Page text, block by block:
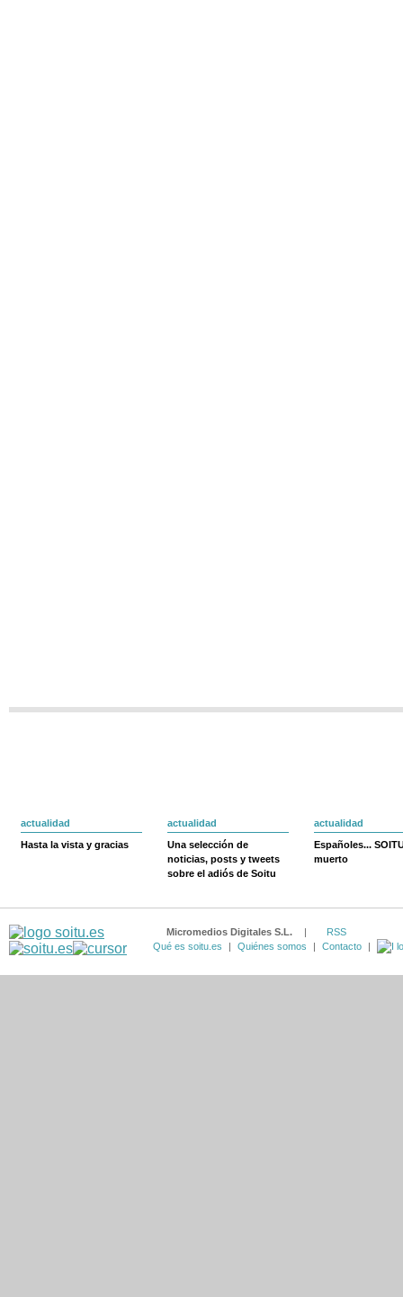
actualidad
Hasta la vista y gracias
actualidad
Una selección de
noticias, posts y tweets
sobre el adiós de Soitu
actualidad
Españoles...
muerto
Micromedios Digitales S.L. |
RSS
Qué es soitu.es
| Quiénes somos | Contacto |